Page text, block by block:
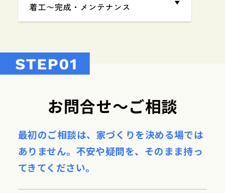
お問合せ〜ご相談
最初のご相談は、家づくりを決める場では
ありません。 不安や疑問を、そのまま持っ
てきてください。